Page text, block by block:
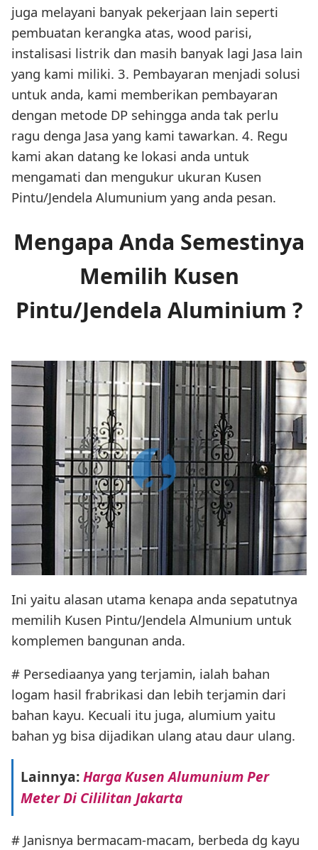
juga melayani banyak pekerjaan lain seperti
pembuatan kerangka atas, wood parisi,
instalisasi listrik dan masih banyak lagi Jasa lain
yang kami miliki. 3. Pembayaran menjadi solusi
untuk anda, kami memberikan pembayaran
dengan metode DP sehingga anda tak perlu
ragu denga Jasa yang kami tawarkan. 4. Regu
kami akan datang ke lokasi anda untuk
mengamati dan mengukur ukuran Kusen
Pintu/Jendela Alumunium yang anda pesan.
Mengapa Anda Semestinya
Memilih Kusen
Pintu/Jendela Aluminium ?
Ini yaitu alasan utama kenapa anda sepatutnya
memilih Kusen Pintu/Jendela Almunium untuk
komplemen bangunan anda.
# Persediaanya yang terjamin, ialah bahan
logam hasil frabrikasi dan lebih terjamin dari
bahan kayu. Kecuali itu juga, alumium yaitu
bahan yg bisa dijadikan ulang atau daur ulang.
Lainnya:Harga Kusen Alumunium Per
Meter Di Cililitan Jakarta
# Janisnya bermacam-macam, berbeda dg kayu